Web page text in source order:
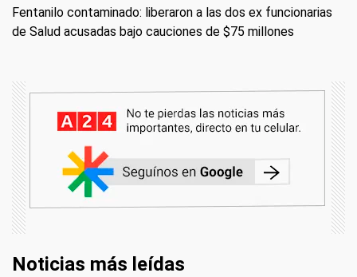
Fentanilo contaminado: liberaron a las dos ex funcionarias
de Salud acusadas bajo cauciones de $75 millones
Noticias más leídas